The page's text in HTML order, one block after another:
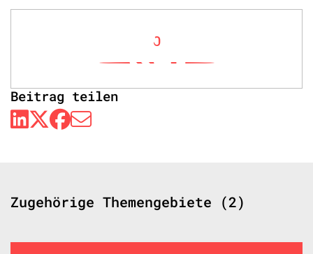
0
Beitrag teilen
Zugehörige Themengebiete (2)